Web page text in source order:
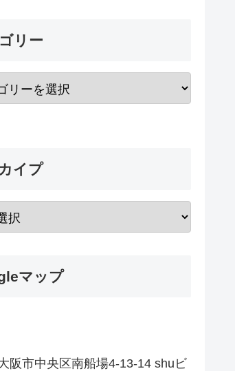
リー
イプ
マップ
阪市中央区南船場4-13-14 shuビ